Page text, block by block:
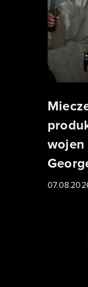
wojen